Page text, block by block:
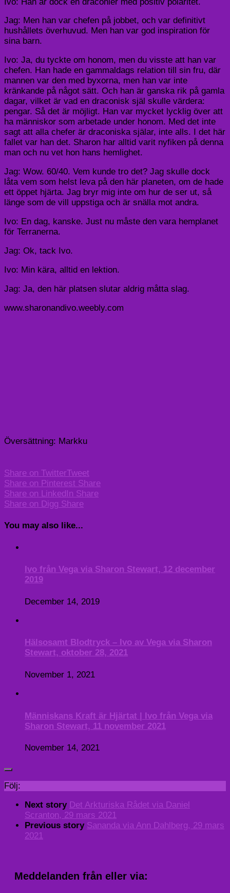
Jag: Men han var chefen på jobbet, och var definitivt
hushållets överhuvud. Men han var god inspiration för
sina barn.
Ivo: Ja, du tyckte om honom, men du visste att han var
chefen. Han hade en gammaldags relation till sin fru, där
mannen var den med byxorna, men han var inte
kränkande på något sätt. Och han är ganska rik på gamla
dagar, vilket är vad en draconisk själ skulle värdera:
pengar. Så det är möjligt. Han var mycket lycklig över att
ha människor som arbetade under honom. Med det inte
sagt att alla chefer är draconiska själar, inte alls. I det här
fallet var han det. Sharon har alltid varit nyfiken på denna
man och nu vet hon hans hemlighet.
Jag: Wow. 60/40. Vem kunde tro det? Jag skulle dock
låta vem som helst leva på den här planeten, om de hade
ett öppet hjärta. Jag bryr mig inte om hur de ser ut, så
länge som de vill uppstiga och är snälla mot andra.
Ivo: En dag, kanske. Just nu måste den vara hemplanet
för Terranerna.
Jag: Ok, tack Ivo.
Ivo: Min kära, alltid en lektion.
Jag: Ja, den här platsen slutar aldrig måtta slag.
www.sharonandivo.weebly.com
Översättning: Markku
Share on TwitterTweet
Share on Pinterest Share
Share on LinkedIn Share
Share on Digg Share
You may also like...
Ivo från Vega via Sharon Stewart, 12 december
2019
December 14, 2019
Hälsosamt Blodtryck – Ivo av Vega via Sharon
Stewart, oktober 28, 2021
November 1, 2021
Människans Kraft är Hjärtat | Ivo från Vega via
Sharon Stewart, 11 november 2021
November 14, 2021
Följ:
Next story Det Arkturiska Rådet via Daniel
Scranton, 29 mars 2021
Previous story Sananda via Ann Dahlberg, 29 mars
2021
Meddelanden från eller via: